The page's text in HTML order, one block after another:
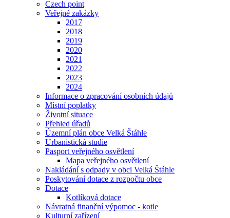
Czech point
Veřejné zakázky
2017
2018
2019
2020
2021
2022
2023
2024
Informace o zpracování osobních údajů
Místní poplatky
Životní situace
Přehled úřadů
Územní plán obce Velká Štáhle
Urbanistická studie
Pasport veřejného osvětlení
Mapa veřejného osvětlení
Nakládání s odpady v obci Velká Štáhle
Poskytování dotace z rozpočtu obce
Dotace
Kotlíková dotace
Návratná finanční výpomoc - kotle
Kulturní zařízení